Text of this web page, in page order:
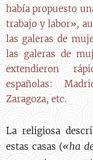
había propuesto
trabajo y labor»,
las galeras de
las galeras de
extendieron
españolas:
Zaragoza, etc.
La religiosa
estas casas («ha